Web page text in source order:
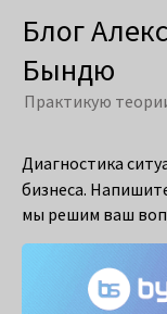
Блог
Бындю
Практикую
Диагностика
бизнеса.
мы решим ваш